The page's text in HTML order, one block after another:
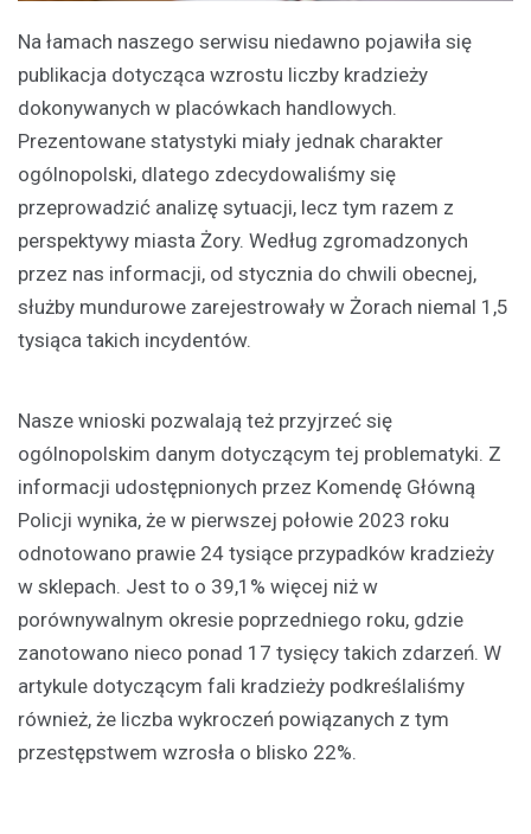
Na łamach naszego serwisu niedawno pojawiła się
publikacja dotycząca wzrostu liczby kradzieży
dokonywanych w placówkach handlowych.
Prezentowane statystyki miały jednak charakter
ogólnopolski, dlatego zdecydowaliśmy się
przeprowadzić analizę sytuacji, lecz tym razem z
perspektywy miasta Żory. Według zgromadzonych
przez nas informacji, od stycznia do chwili obecnej,
służby mundurowe zarejestrowały w Żorach niemal 1,5
tysiąca takich incydentów.
Nasze wnioski pozwalają też przyjrzeć się
ogólnopolskim danym dotyczącym tej problematyki. Z
informacji udostępnionych przez Komendę Główną
Policji wynika, że w pierwszej połowie 2023 roku
odnotowano prawie 24 tysiące przypadków kradzieży
w sklepach. Jest to o 39,1% więcej niż w
porównywalnym okresie poprzedniego roku, gdzie
zanotowano nieco ponad 17 tysięcy takich zdarzeń. W
artykule dotyczącym fali kradzieży podkreślaliśmy
również, że liczba wykroczeń powiązanych z tym
przestępstwem wzrosła o blisko 22%.